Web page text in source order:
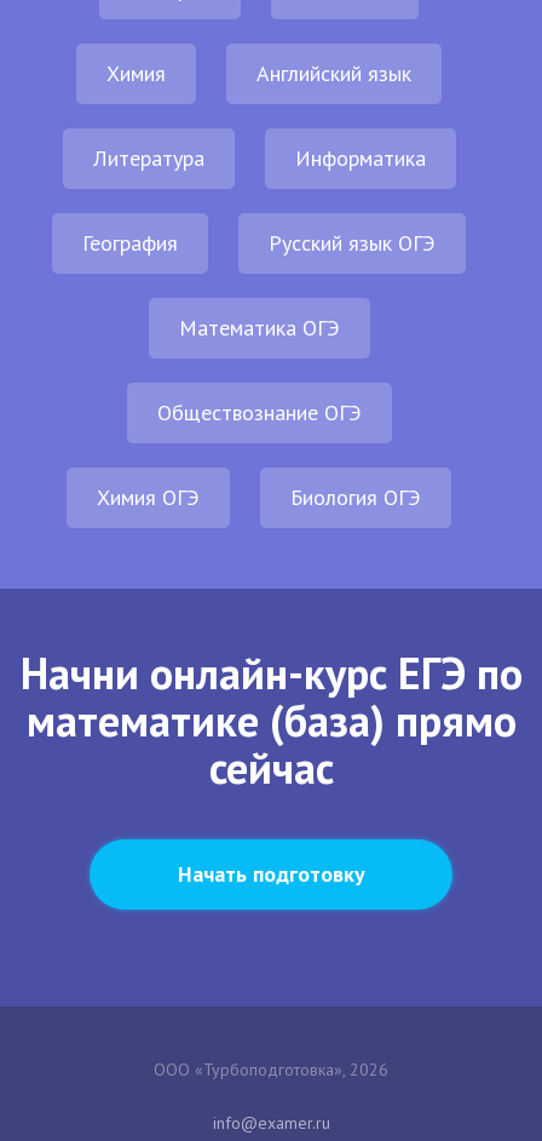
Химия Английский язык
Литература Информатика
География Русский язык ОГЭ
Математика ОГЭ
Обществознание ОГЭ
Химия ОГЭ Биология ОГЭ
Начни онлайн-курс ЕГЭ по
математике (база) прямо
сейчас
Начать подготовку
ООО «Турбоподготовка», 2026